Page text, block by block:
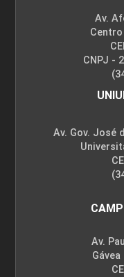
Av.
CNPJ -
Av. Gov. José
Av.